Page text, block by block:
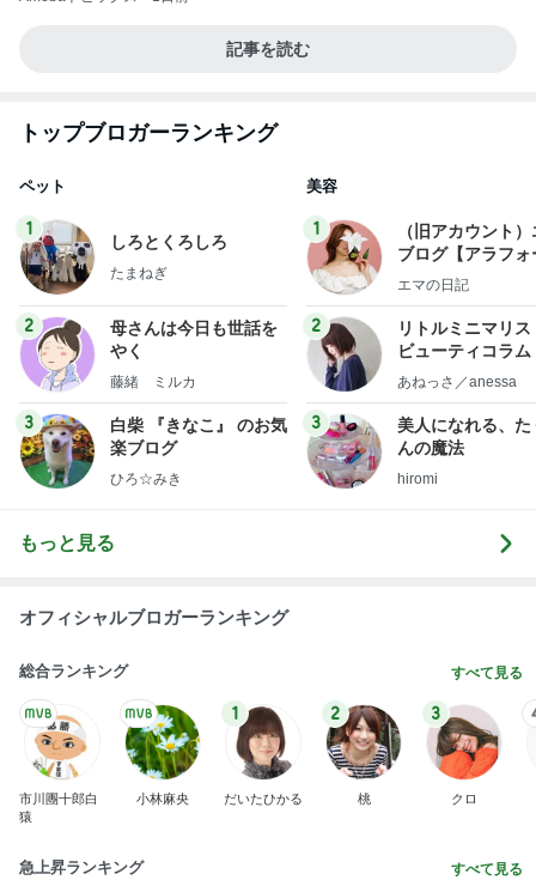
記事を読む
トップブロガーランキング
ペット
1
しろとくろしろ
たまねぎ
2
母さんは今日も世話を
やく
藤緒 ミルカ
3
白柴 『きなこ』 のお気
楽ブログ
ひろ☆みき
美容
1
（旧アカウント
ブログ【アラフォ
社売却セカンドラ
エマの日記
2
リトルミニマリス
ビューティコラ
little
あねっさ／anessa
3
美人になれる、た
んの魔法
hiromi
もっと見る
オフィシャルブロガーランキング
総合ランキング すべて見る
市川團十郎白
猿
小林麻央
1
だいたひかる
2
桃
3
クロ
急上昇ランキング すべて見る